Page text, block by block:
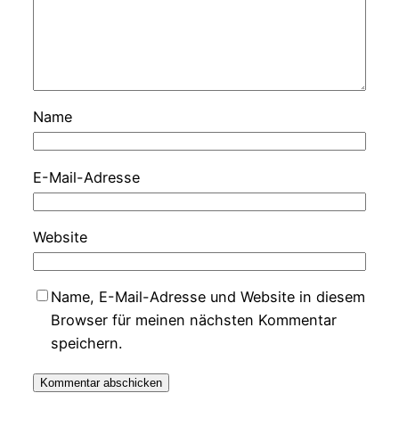
Name
E-Mail-Adresse
Website
Name, E-Mail-Adresse und Website in diesem
Browser für meinen nächsten Kommentar
speichern.